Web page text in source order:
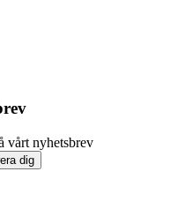
vårt nyhetsbrev
dig